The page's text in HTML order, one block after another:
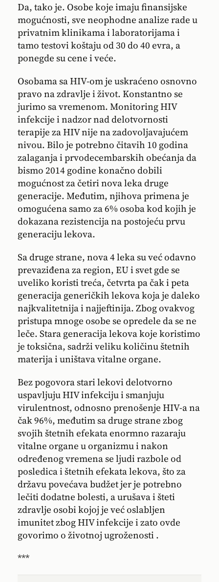
Da, tako je. Osobe koje imaju finansijske
mogućnosti, sve neophodne analize rade u
privatnim klinikama i laboratorijama i
tamo testovi koštaju od 30 do 40 evra, a
ponegde su cene i veće.
Osobama sa HIV-om je uskraćeno osnovno
pravo na zdravlje i život. Konstantno se
jurimo sa vremenom. Monitoring HIV
infekcije i nadzor nad delotvornosti
terapije za HIV nije na zadovoljavajućem
nivou. Bilo je potrebno čitavih 10 godina
zalaganja i prvodecembarskih obećanja da
bismo 2014 godine konačno dobili
mogućnost za četiri nova leka druge
generacije. Međutim, njihova primena je
omogućena samo za 6% osoba kod kojih je
dokazana rezistencija na postojeću prvu
generaciju lekova.
Sa druge strane, nova 4 leka su već odavno
prevaziđena za region, EU i svet gde se
uveliko koristi treća, četvrta pa čak i peta
generacija generičkih lekova koja je daleko
najkvalitetnija i najjeftinija. Zbog ovakvog
pristupa mnoge osobe se opredele da se ne
leče. Stara generacija lekova koje koristimo
je toksična, sadrži veliku količinu štetnih
materija i uništava vitalne organe.
Bez pogovora stari lekovi delotvorno
uspavljuju HIV infekciju i smanjuju
virulentnost, odnosno prenošenje HIV-a na
čak 96%, međutim sa druge strane zbog
svojih štetnih efekata enormno razaraju
vitalne organe u organizmu i nakon
određenog vremena se ljudi razbole od
posledica i štetnih efekata lekova, što za
državu povećava budžet jer je potrebno
lečiti dodatne bolesti, a urušava i šteti
zdravlje osobi kojoj je već oslabljen
imunitet zbog HIV infekcije i zato ovde
govorimo o životnoj ugroženosti .
***